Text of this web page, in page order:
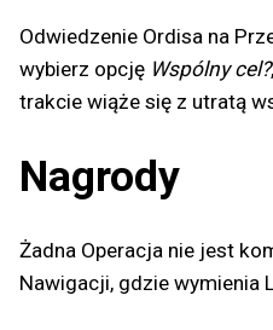
Odwiedzenie Ordisa na
wybierz opcję Wspólny cel?
trakcie wiąże się z utratą
Nagrody
Żadna Operacja nie jest
Nawigacji, gdzie wymienia